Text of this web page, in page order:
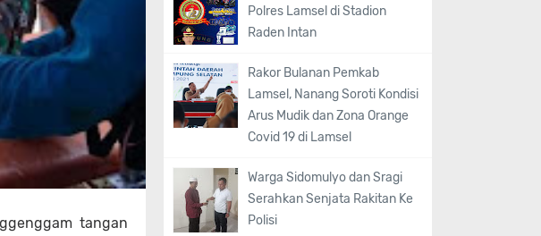
tangan
Polres Lamsel di Stadion
Raden Intan
Rakor Bulanan Pemkab
Lamsel, Nanang Soroti Kondisi
Arus Mudik dan Zona Orange
Covid 19 di Lamsel
Warga Sidomulyo dan Sragi
Serahkan Senjata Rakitan Ke
Polisi